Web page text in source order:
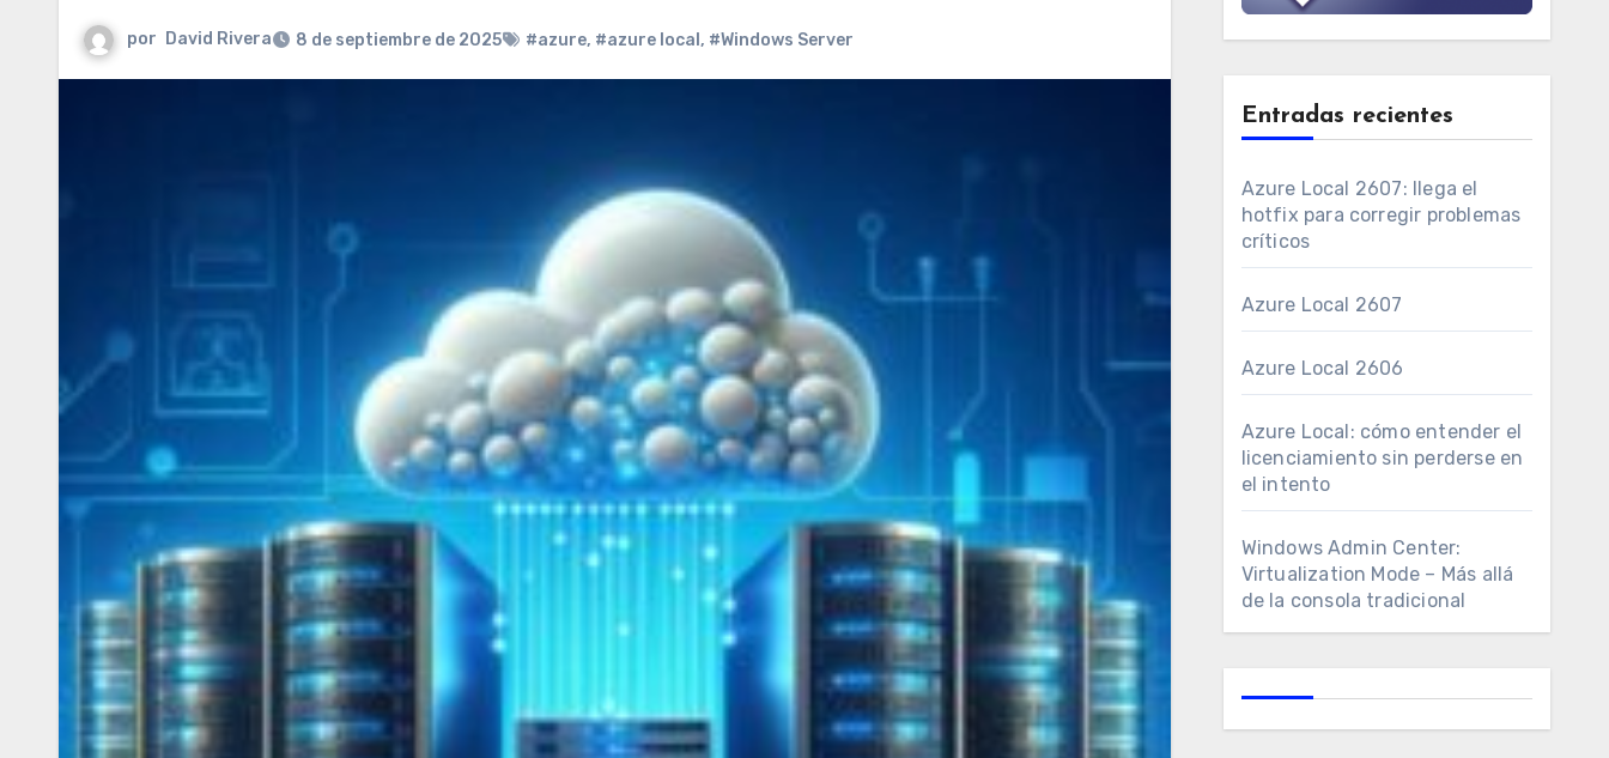
por David Rivera 8 de septiembre de 2025 #azure, #azure local , #Windows Server
Entradas recientes
Azure Local 2607: llega el
hotfix para corregir problemas
críticos
Azure Local 2607
Azure Local 2606
Azure Local: cómo entender el
licenciamiento sin perderse en
el intento
Windows Admin Center:
Virtualization Mode – Más allá
de la consola tradicional